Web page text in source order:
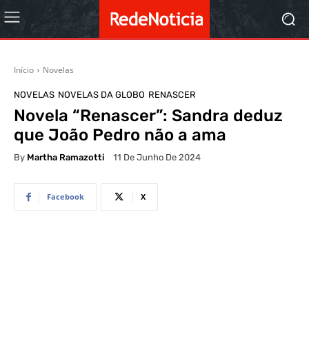
Início Novelas
NOVELAS NOVELAS DA GLOBO RENASCER
Novela “Renascer”: Sandra deduz
que João Pedro não a ama
By Martha Ramazotti 11 De Junho De 2024
Facebook X